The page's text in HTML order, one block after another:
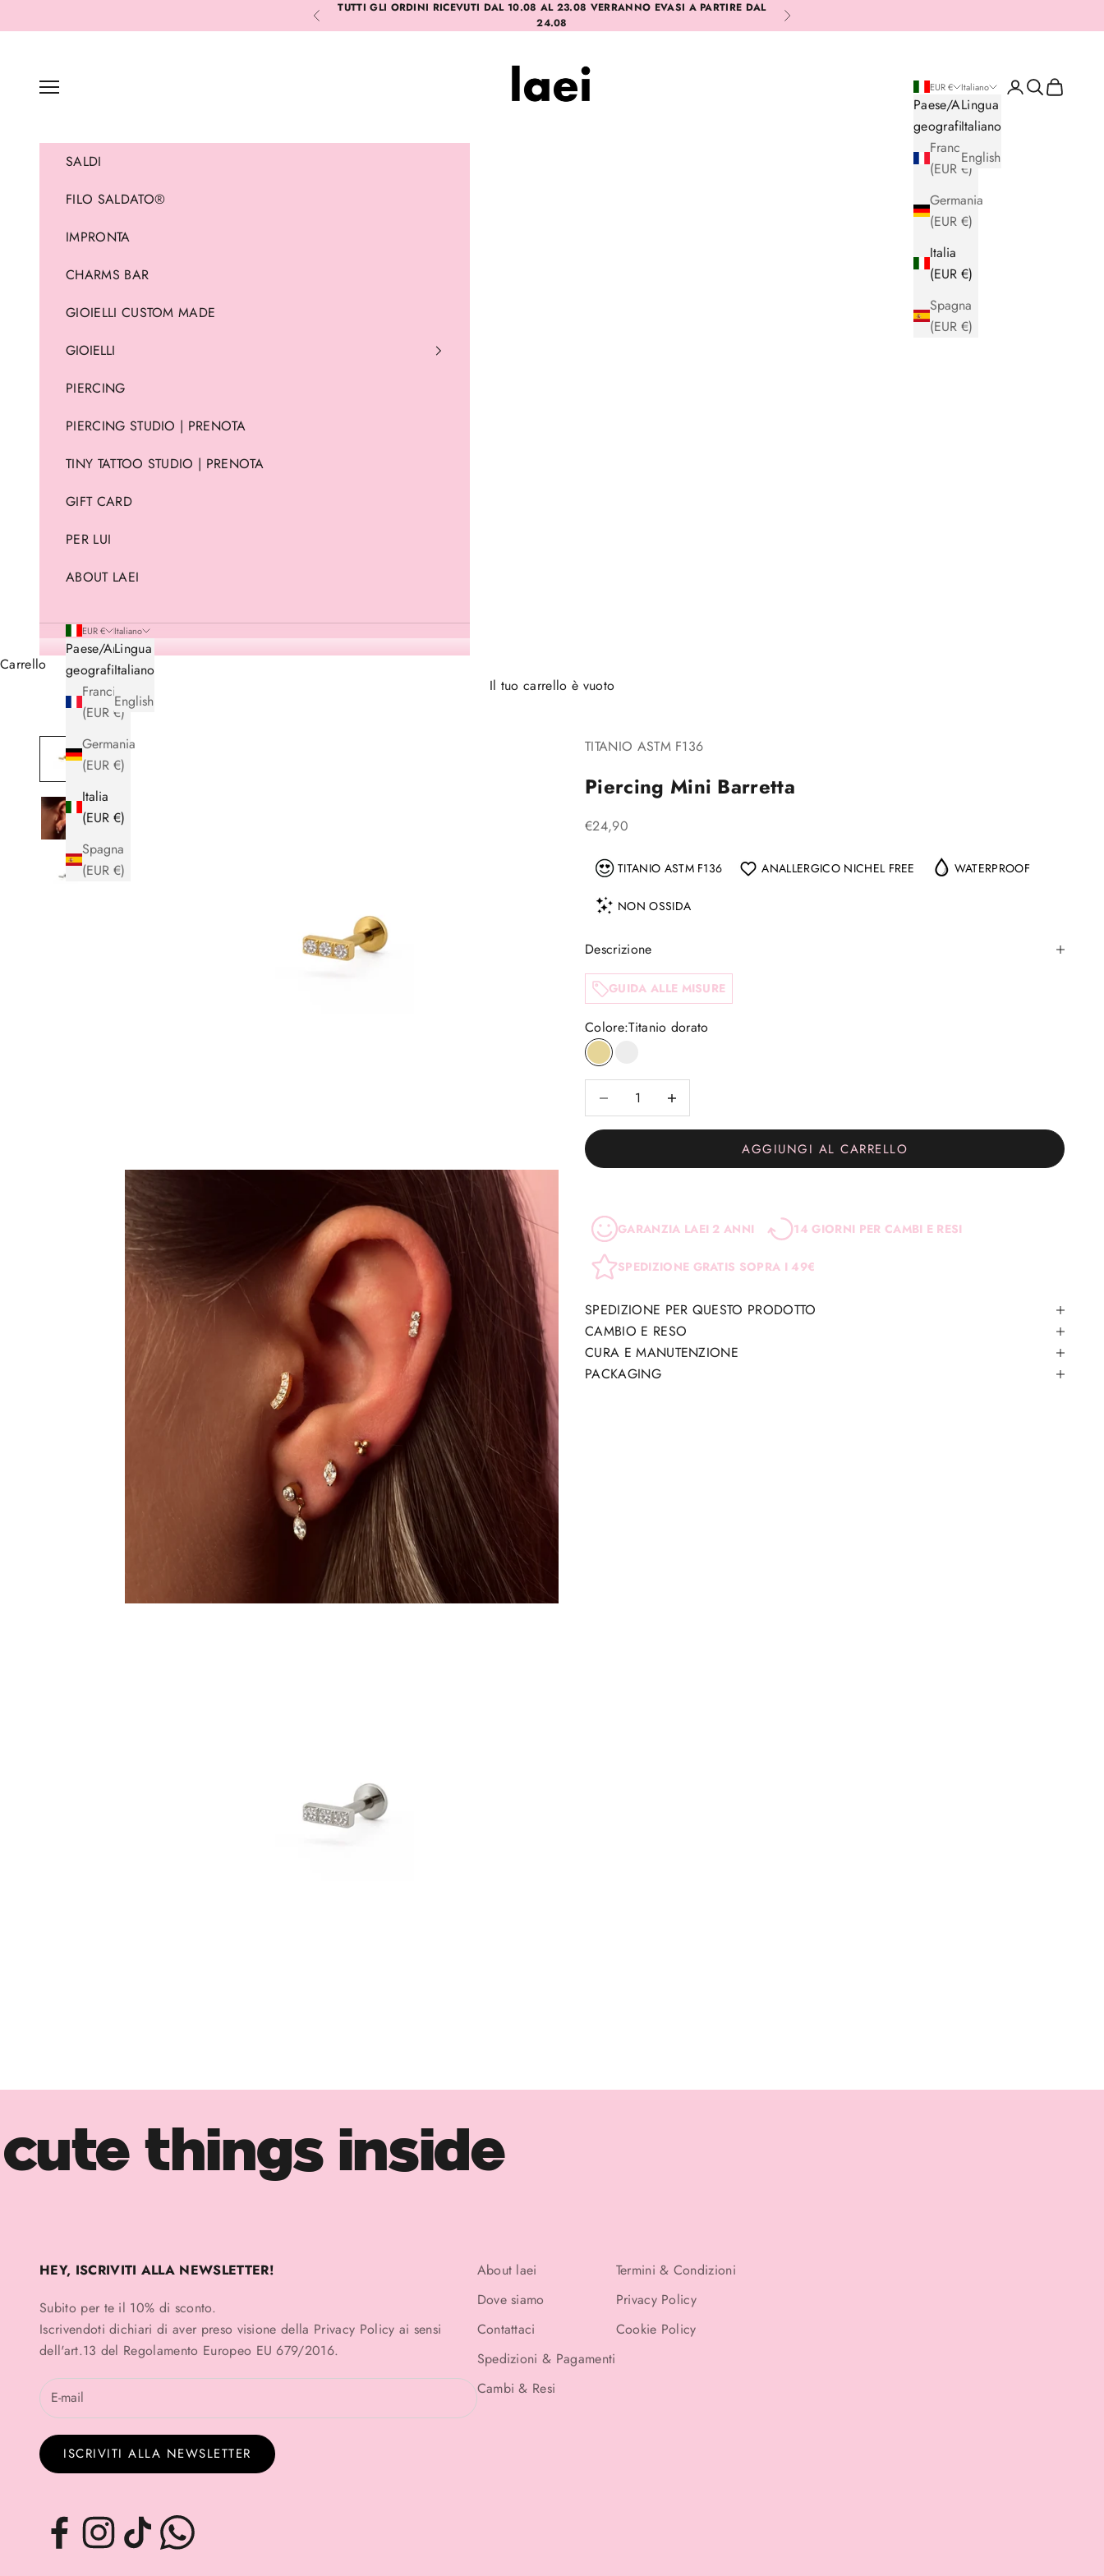
Precedente
TUTTI GLI ORDINI RICEVUTI DAL 10.08 AL 23.08 VERRANNO EVASI A PARTIRE DAL
24.08
Successivo
Menù
EUR €
Paese/Area
geografica
Francia
(EUR €)
Germania
(EUR €)
Italia
(EUR €)
Spagna
(EUR €)
Italiano
Lingua
Italiano
English
LoginCercaCarrello
SALDI
FILO SALDATO®
IMPRONTA
CHARMS BAR
GIOIELLI CUSTOM MADE
GIOIELLI
PIERCING
PIERCING STUDIO | PRENOTA
TINY TATTOO STUDIO | PRENOTA
GIFT CARD
PER LUI
ABOUT LAEI
EUR €
Paese/Area
geografica
Francia
(EUR €)
Germania
(EUR €)
Italia
(EUR €)
Spagna
(EUR €)
Italiano
Lingua
Italiano
English
Carrello
Il tuo carrello è vuoto
TITANIO ASTM F136
Piercing Mini Barretta
Prezzo scontato
€24,90
TITANIO ASTM F136 ANALLERGICO NICHEL FREE WATERPROOF
NON OSSIDA
Descrizione
GUIDA ALLE MISURE
Colore:Titanio dorato
Titanio dorato
Diminuisci quantitàDiminuisci quantità
AGGIUNGI AL CARRELLO
GARANZIA LAEI 2 ANNI 14 GIORNI PER CAMBI E RESI
SPEDIZIONE GRATIS SOPRA I 49€
SPEDIZIONE PER QUESTO PRODOTTO
CAMBIO E RESO
CURA E MANUTENZIONE
PACKAGING
cute things inside
HEY, ISCRIVITI ALLA NEWSLETTER!
Subito per te il 10% di sconto.
Iscrivendoti dichiari di aver preso visione della Privacy Policy ai sensi
dell'art.13 del Regolamento Europeo EU 679/2016.
ISCRIVITI ALLA NEWSLETTER
About laei
Dove siamo
Contattaci
Spedizioni & Pagamenti
Cambi & Resi
Termini & Condizioni
Privacy Policy
Cookie Policy